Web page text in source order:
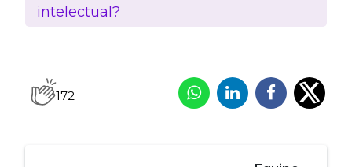
intelectual?
172